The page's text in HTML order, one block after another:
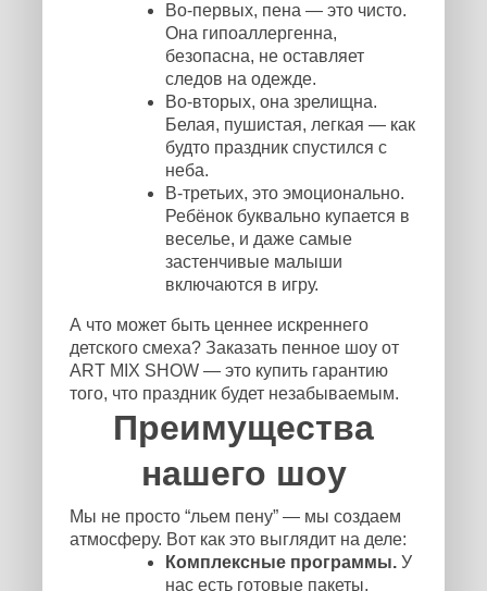
Во-первых, пена — это чисто.
Она гипоаллергенна,
безопасна, не оставляет
следов на одежде.
Во-вторых, она зрелищна.
Белая, пушистая, легкая — как
будто праздник спустился с
неба.
В-третьих, это эмоционально.
Ребёнок буквально купается в
веселье, и даже самые
застенчивые малыши
включаются в игру.
А что может быть ценнее искреннего
детского смеха? Заказать пенное шоу от
ART MIX SHOW — это купить гарантию
того, что праздник будет незабываемым.
Преимущества
нашего шоу
Мы не просто “льем пену” — мы создаем
атмосферу. Вот как это выглядит на деле:
Комплексные программы. У
нас есть готовые пакеты,